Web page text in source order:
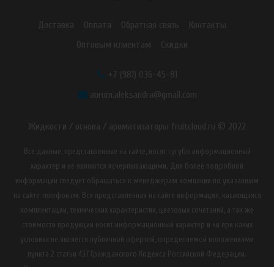
Доставка Оплата Обратная связь
Контакты
Оптовым клиентам
Скидки
+7 (981) 036-45-81
aurum.aleksandra@gmail.com
Жидкости / основа / ароматизаторы fruitcloud.ru © 2022
Все данные, представленные на сайте, носят сугубо информационный
характер и не являются исчерпывающими. Для более подробной
информации следует обращаться к менеджерам компании по указанным
на сайте телефонам. Вся представленная на сайте информация, касающаяся
комплектации, технических характеристик, цветовых сочетаний, а так же
стоимости продукции носит информационный характер и ни при каких
условиях не является публичной офертой, определяемой положениями
пункта 2 статьи 437 Гражданского Кодекса Российской Федерации.